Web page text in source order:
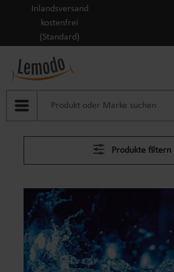
Zum Hauptinhalt springen
Inlandsversand
kostenfrei
(Standard)
Produkte filtern